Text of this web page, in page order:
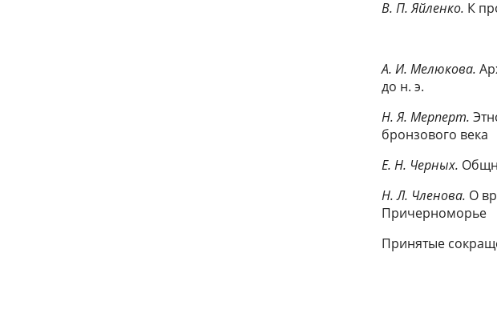
В. П. Яйленко. К
А. И. Мелюкова.
до н. э.
Н. Я. Мерперт.
бронзового века
Е. Н. Черных.
Н. Л. Членова. О
Причерноморье
Принятые